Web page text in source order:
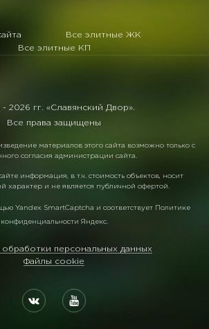
Все элитные ЖК
Все элитные КП
- 2026 гг. «Славянский Двор».
Все права защищены
материалов этого сайта возможно только с
согласия администрации сайта.
информация, в т.ч. стоимость объектов, носит
характер и не является публичной офертой.
Yandex SmartCaptcha и соответствует Политике
конфиденциальности Яндекс.
обработки персональных данных
Файлы cookie